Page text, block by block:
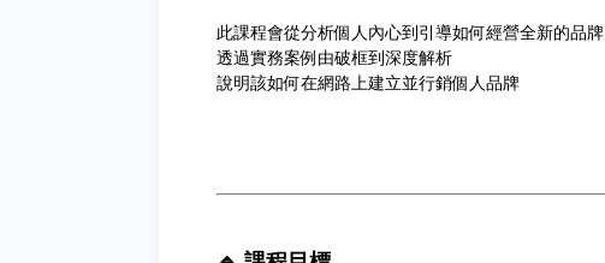
此課程會從分析個人內心到引導如何經營全新的品牌
透過實務案例由破框到深度解析
說明該如何在網路上建立並行銷個人品牌